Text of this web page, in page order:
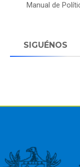
Manual de
SIGUÉNOS